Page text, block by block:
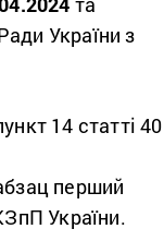
України з
14 статті 40
перший
України.